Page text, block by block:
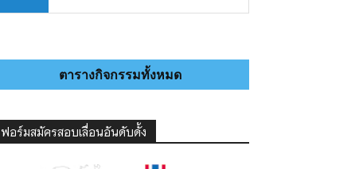
ตารางกิจกรรมทั้งหมด
ฟอร์มสมัครสอบเลื่อนอันดับดั้ง